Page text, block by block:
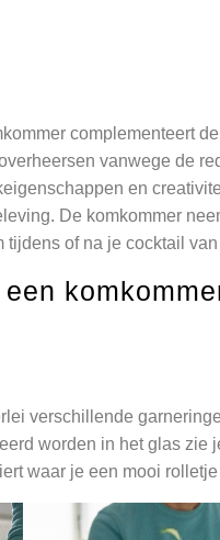
complementeert
vanwege de
en
De komkommer
of na je cocktail
verschillende
worden in het glas zie
waar je een mooi